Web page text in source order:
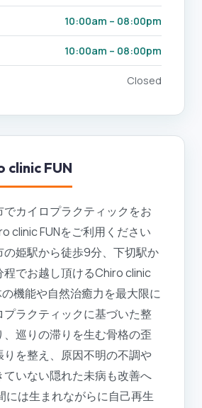
10:00am – 08:00pm
10:00am – 08:00pm
Closed
clinic FUN
カイロプラクティックをお
clinic FUNをご利用ください
の姫駅から徒歩9分、下切駅か
程でお越し頂けるChiro clinic
機能や自然治癒力を最大限に
プラクティックに基づいた整
巡りの滞りを生む骨格の歪
を整え、原因不明の不調や
いない隠れた未病も改善へ
には生まれながらに自己再生